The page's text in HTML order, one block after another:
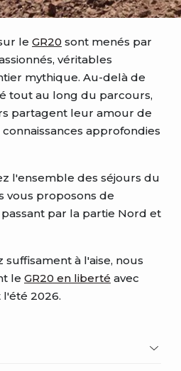
le GR20 sont menés par
véritables
mythique. Au-delà de
tout au long du parcours,
partagent leur amour de
approfondies
l'ensemble des séjours du
vous proposons de
par la partie Nord et
suffisament à l'aise, nous
le GR20 en liberté avec
2026.